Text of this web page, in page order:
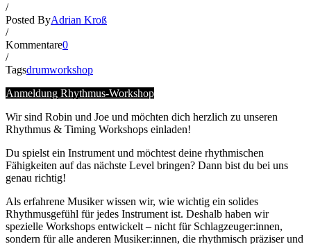
/
Posted ByAdrian Kroß
/
Kommentare0
/
Tagsdrumworkshop
Anmeldung Rhythmus-Workshop
Wir sind Robin und Joe und möchten dich herzlich zu unseren
Rhythmus & Timing Workshops einladen!
Du spielst ein Instrument und möchtest deine rhythmischen
Fähigkeiten auf das nächste Level bringen? Dann bist du bei uns
genau richtig!
Als erfahrene Musiker wissen wir, wie wichtig ein solides
Rhythmusgefühl für jedes Instrument ist. Deshalb haben wir
spezielle Workshops entwickelt – nicht für Schlagzeuger:innen,
sondern für alle anderen Musiker:innen, die rhythmisch präziser und